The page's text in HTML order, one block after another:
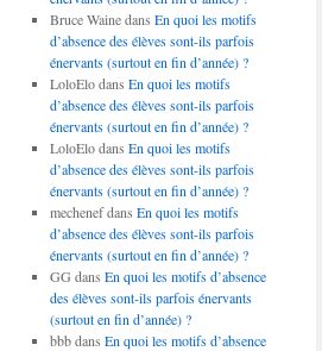
Bruce Wainedans En quoi les motifs
d’absence des élèves sont-ils parfois
énervants (surtout en fin d’année) ?
LoloElodans En quoi les motifs
d’absence des élèves sont-ils parfois
énervants (surtout en fin d’année) ?
LoloElodans En quoi les motifs
d’absence des élèves sont-ils parfois
énervants (surtout en fin d’année) ?
mechenefdans En quoi les motifs
d’absence des élèves sont-ils parfois
énervants (surtout en fin d’année) ?
GG dans En quoi les motifs d’absence
des élèves sont-ils parfois énervants
(surtout en fin d’année) ?
bbbdans En quoi les motifs d’absence